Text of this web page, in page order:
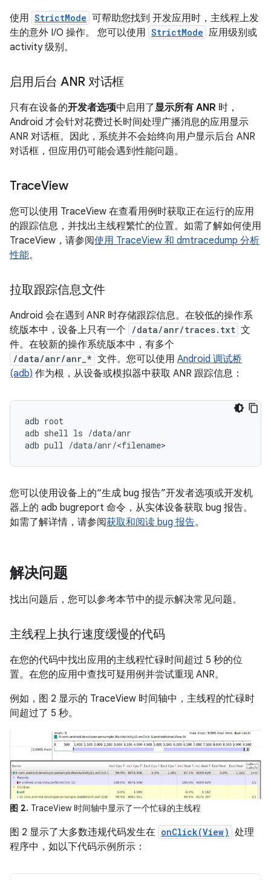
使用 StrictMode 可帮助您找到 开发应用时，主线程上发
生的意外 I/O 操作。 您可以使用 StrictMode 应用级别或
activity 级别。
启用后台 ANR 对话框
只有在设备的开发者选项中启用了显示所有 ANR 时，
Android 才会针对花费过长时间处理广播消息的应用显示
ANR 对话框。因此，系统并不会始终向用户显示后台 ANR
对话框，但应用仍可能会遇到性能问题。
TraceView
您可以使用 TraceView 在查看用例时获取正在运行的应用
的跟踪信息，并找出主线程繁忙的位置。如需了解如何使用
TraceView，请参阅使用 TraceView 和 dmtracedump 分析
性能。
拉取跟踪信息文件
Android 会在遇到 ANR 时存储跟踪信息。在较低的操作系
统版本中，设备上只有一个
/data/anr/traces.txt 文
件。在较新的操作系统版本中，有多个
/data/anr/anr_* 文件。您可以使用 Android 调试桥
(adb) 作为根，从设备或模拟器中获取 ANR 跟踪信息：
adb root
adb shell ls /data/anr
您可以使用设备上的“生成 bug 报告”开发者选项或开发机
器上的 adb bugreport 命令，从实体设备获取 bug 报告。
如需了解详情，请参阅获取和阅读 bug 报告。
解决问题
找出问题后，您可以参考本节中的提示解决常见问题。
主线程上执行速度缓慢的代码
在您的代码中找出应用的主线程忙碌时间超过 5 秒的位
置。在您的应用中查找可疑用例并尝试重现 ANR。
例如，图 2 显示的 TraceView 时间轴中，主线程的忙碌时
间超过了 5 秒。
图 2. TraceView 时间轴中显示了一个忙碌的主线程
图 2 显示了大多数违规代码发生在 onClick(View) 处理
程序中，如以下代码示例所示：